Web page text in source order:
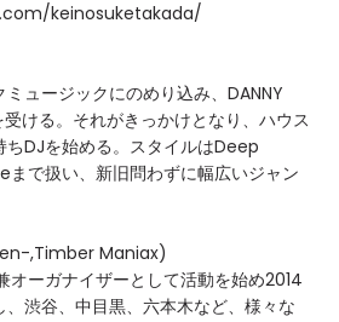
keinosuketakada/
ュージックにのめり込み、DANNY
ける。それがきっかけとなり、ハウス
ちDJを始める。スタイルはDeep
で扱い、新旧問わずに幅広いジャン
,Timber Maniax)
オーガナイザーとして活動を始め2014
渋谷、中目黒、六本木など、様々な